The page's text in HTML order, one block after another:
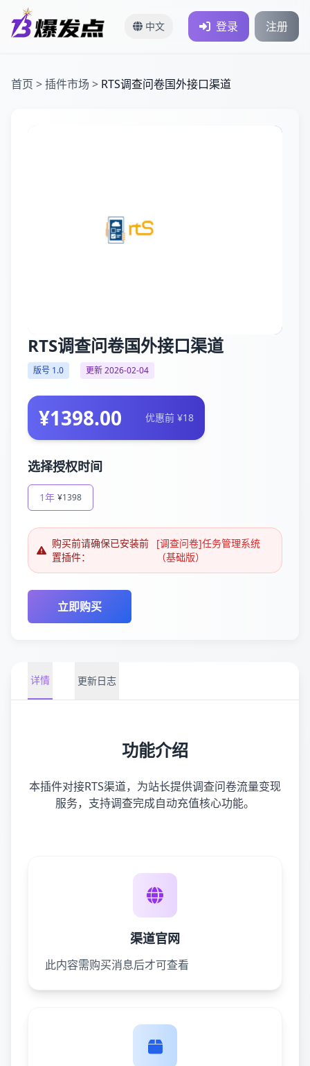
中文 登录 注册
首页 >插件市场 > RTS调查问卷国外接口渠道
RTS调查问卷国外接口渠道
版号 1.0 更新 2026-02-04
¥1398.00 优惠前 ¥18
选择授权时间
1年 ¥1398
购买前请确保已安装前
置插件：
[调查问卷]任务管理系统
（基础版）
立即购买
详情 更新日志
功能介绍
本插件对接RTS渠道，为站长提供调查问卷流量变现
服务，支持调查完成自动充值核心功能。
渠道官网
此内容需购买消息后才可查看